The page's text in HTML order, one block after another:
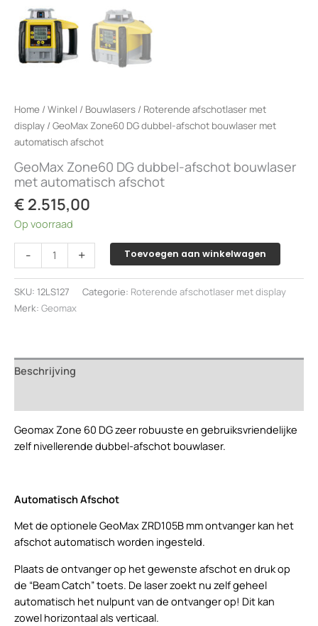
Home /Winkel / Bouwlasers / Roterende afschotlaser met
display / GeoMax Zone60 DG dubbel-afschot bouwlaser met
automatisch afschot
GeoMax Zone60 DG dubbel-afschot bouwlaser
met automatisch afschot
€ 2.515,00
Op voorraad
-
Zone60
DG
dubbel-
afschot
automatisch
afschot
+ Toevoegen aan winkelwagen
SKU: 12LS127 Categorie: Roterende afschotlaser met display
Merk: Geomax
Beschrijving
Geomax Zone 60 DG zeer robuuste en gebruiksvriendelijke
zelf nivellerende dubbel-afschot bouwlaser.
Automatisch Afschot
Met de optionele GeoMax ZRD105B mm ontvanger kan het
afschot automatisch worden ingesteld.
Plaats de ontvanger op het gewenste afschot en druk op
de “Beam Catch” toets. De laser zoekt nu zelf geheel
automatisch het nulpunt van de ontvanger op! Dit kan
zowel horizontaal als verticaal.